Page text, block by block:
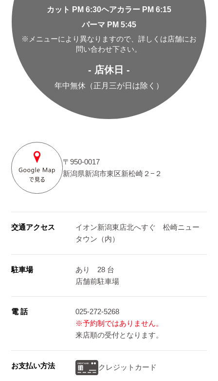
カット PM 6:30ヘアカラー PM 6:15
パーマ PM 5:45
※メニューにより異なりますので、詳しくは店舗にお
問い合わせ下さい。
- 店休日 -
年中無休（正月三が日は除く）
〒950-0017
新潟県新潟市東区新松崎２−２
交通アクセス
イオン新潟東店北へすぐ 松崎ニュー
タウン（内）
駐車場
あり 28 台
店舗前駐車場
電 話
025-272-5268
※予約制ではありません。
来店順の受付となります。
お支払い方法 クレジットカード